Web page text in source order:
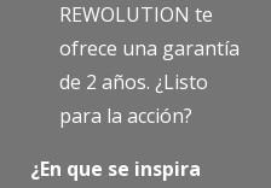
REWOLUTION te
ofrece una garantía
de 2 años. ¿Listo
para la acción?
¿En que se inspira